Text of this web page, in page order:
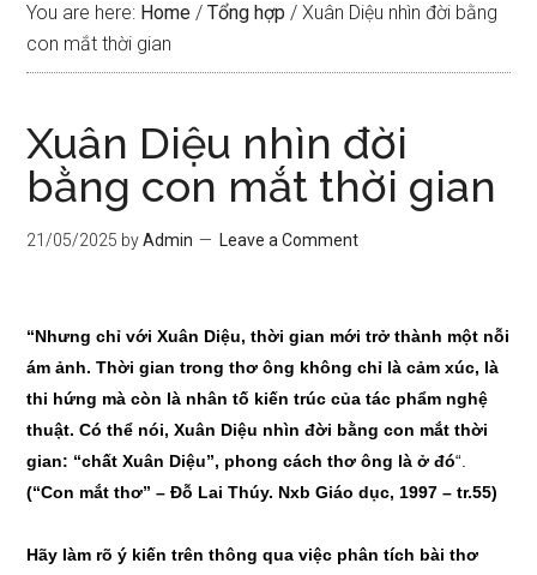
You are here: Home / Tổng hợp / Xuân Diệu nhìn đời bằng
con mắt thời gian
Xuân Diệu nhìn đời
bằng con mắt thời gian
21/05/2025 byAdmin Leave a Comment
“Nhưng chỉ với Xuân Diệu, thời gian mới trở thành một nỗi
ám ảnh. Thời gian trong thơ ông không chỉ là cảm xúc, là
thi hứng mà còn là nhân tố kiến trúc của tác phẩm nghệ
thuật. Có thể nói, Xuân Diệu nhìn đời bằng con mắt thời
gian: “chất Xuân Diệu”, phong cách thơ ông là ở đó“.
(“Con mắt thơ” – Đỗ Lai Thúy. Nxb Giáo dục, 1997 – tr.55)
Hãy làm rõ ý kiến trên thông qua việc phân tích bài thơ